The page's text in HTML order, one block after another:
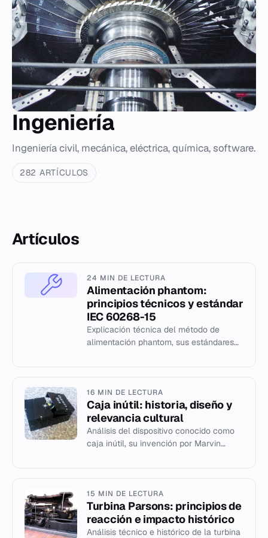
Ingeniería
Ingeniería civil, mecánica, eléctrica, química, software.
282 ARTÍCULOS
Artículos
24 MIN DE LECTURA
Alimentación phantom:
principios técnicos y estándar
IEC 60268-15
Explicación técnica del método de
alimentación phantom, sus estándares
16 MIN DE LECTURA
Caja inútil: historia, diseño y
relevancia cultural
Análisis del dispositivo conocido como
caja inútil, su invención por Marvin
15 MIN DE LECTURA
Turbina Parsons: principios de
reacción e impacto histórico
Análisis técnico e histórico de la turbina